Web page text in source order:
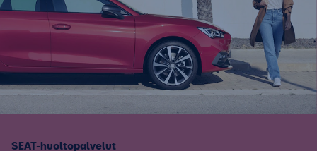
SEAT-huoltopalvelut